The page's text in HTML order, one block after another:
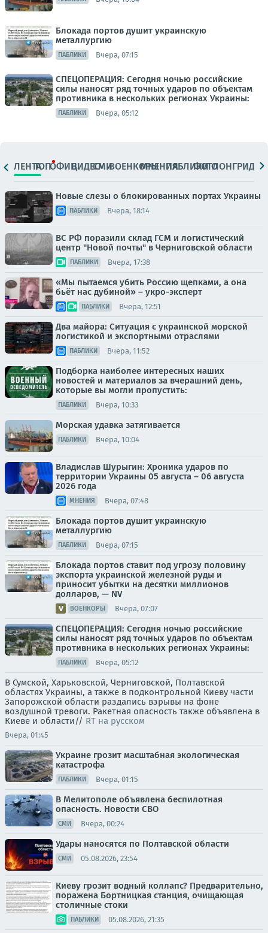
Блокада портов душит украинскую
металлургию
ПАБЛИКИ Вчера, 07:15
СПЕЦОПЕРАЦИЯ: Сегодня ночью российские
силы наносят ряд точных ударов по объектам
противника в нескольких регионах Украины:
ПАБЛИКИ Вчера, 05:12
ЛЕНТАТОПОФИЦ.ВИДЕОСМИВОЕНКОРЫМНЕНИЯПАБЛИКИ
ФОТОЛОНГРИДЫ
Новые слезы о блокированных портах Украины
ПАБЛИКИ Вчера, 18:14
ВС РФ поразили склад ГСМ и логистический
центр "Новой почты" в Черниговской области
ПАБЛИКИ Вчера, 17:38
«Мы пытаемся убить Россию щепками, а она
бьёт нас дубиной» – укро-эксперт
ПАБЛИКИ Вчера, 12:51
Два майора: Ситуация с украинской морской
логистикой и экспортными отраслями
ПАБЛИКИ Вчера, 11:52
Подборка наиболее интересных наших
новостей и материалов за вчерашний день,
которые вы могли пропустить:
ПАБЛИКИ Вчера, 10:33
Морская удавка затягивается
ПАБЛИКИ Вчера, 10:04
Владислав Шурыгин: Хроника ударов по
территории Украины 05 августа – 06 августа
2026 года
МНЕНИЯ Вчера, 07:48
Блокада портов душит украинскую
металлургию
ПАБЛИКИ Вчера, 07:15
Блокада портов ставит под угрозу половину
экспорта украинской железной руды и
приносит убытки на десятки миллионов
долларов, — NV
ВОЕНКОРЫ Вчера, 07:07
СПЕЦОПЕРАЦИЯ: Сегодня ночью российские
силы наносят ряд точных ударов по объектам
противника в нескольких регионах Украины:
ПАБЛИКИ Вчера, 05:12
В Сумской, Харьковской, Черниговской, Полтавской
областях Украины, а также в подконтрольной Киеву части
Запорожской области раздались взрывы на фоне
воздушной тревоги. Ракетная опасность также объявлена в
Киеве и области// RT на русском
Вчера, 01:45
Украине грозит масштабная экологическая
катастрофа
ПАБЛИКИ Вчера, 01:15
В Мелитополе объявлена беспилотная
опасность. Новости СВО
СМИ Вчера, 00:24
Удары наносятся по Полтавской области
СМИ 05.08.2026, 23:54
Киеву грозит водный коллапс? Предварительно,
поражена Бортницкая станция, очищающая
столичные стоки
ПАБЛИКИ 05.08.2026, 21:35